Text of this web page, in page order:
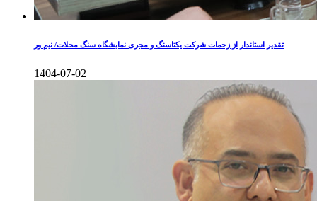
تقدیر استاندار از زحمات شرکت یکتاسنگ و مجری نمایشگاه سنگ محلات/ نیم ور
1404-07-02